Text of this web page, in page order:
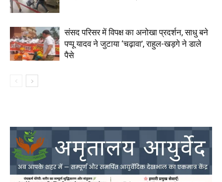
संसद परिसर में विपक्ष का अनोखा प्रदर्शन, साधु बने
पप्पू यादव ने जुटाया ‘चढ़ावा’, राहुल-खड़गे ने डाले
पैसे